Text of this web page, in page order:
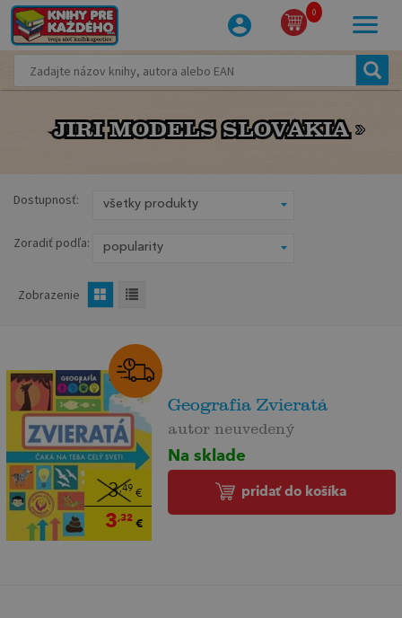
0
JIRI MODELS SLOVAKIA
JIRI MODELS SLOVAKIA
Dostupnosť:
Zoradiť podľa:
Zobrazenie
3,49 €
3,32€
Geografia Zvieratá
autor neuvedený
Na sklade
pridať do košíka